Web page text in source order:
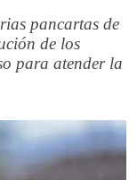
pancartas de
de los
para atender la